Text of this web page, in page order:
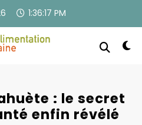
1:36:18 PM
: le secret
enfin révélé